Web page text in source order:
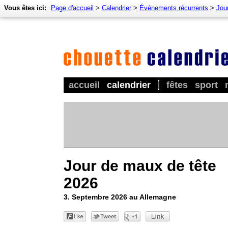
accueil calendrier fêtes sport
Vous êtes ici: Page d'accueil > Calendrier> Événements récurrents >
Jour de maux de tête
2026
3. Septembre 2026 au Allemagne